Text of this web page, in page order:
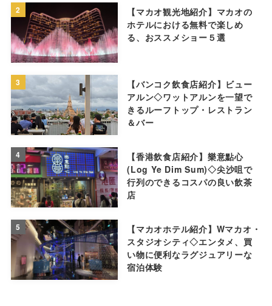
2
【マカオ観光地紹介】マカオの
ホテルにおける無料で楽しめ
る、おススメショー５選
3
【バンコク飲食店紹介】ビュー
アルン◇ワットアルンを一望で
きるルーフトップ・レストラン
＆バー
4
【香港飲食店紹介】樂意點心
(Log Ye Dim Sum)◇尖沙咀で
行列のできるコスパの良い飲茶
店
5
【マカオホテル紹介】Wマカオ・
スタジオシティ◇エンタメ、買
い物に便利なラグジュアリーな
宿泊体験